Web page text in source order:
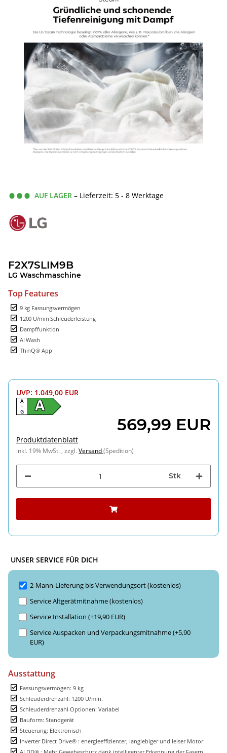
AUF LAGER – Lieferzeit: 5 - 8 Werktage
F2X7SLIM9B
LG Waschmaschine
Top Features
9 kg Fassungsvermögen
1200 U/min Schleuderleistung
Dampffunktion
AI Wash
ThinQ® App
UVP: 1.049,00 EUR
A
A
↑
G
569,99 EUR
Produktdatenblatt
inkl. 19% MwSt. , zzgl.Versand(Spedition)
Stk
UNSER SERVICE FÜR DICH
2-Mann-Lieferung bis Verwendungsort (kostenlos)
Service Altgerätmitnahme (kostenlos)
Service Installation (+19,90 EUR)
Service Auspacken und Verpackungsmitnahme (+5,90
EUR)
Ausstattung
Fassungsvermögen: 9 kg
Schleuderdrehzahl: 1200 U/min.
Schleuderdrehzahl Optionen: Variabel
Bauform: Standgerät
Steuerung: Elektronisch
Inverter Direct Drive® : energieeffizienter, langlebiger und leiser Motor